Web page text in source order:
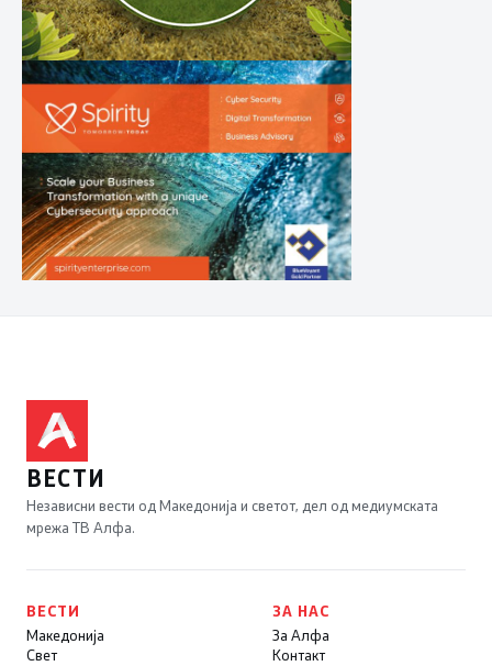
ВЕСТИ
Независни вести од Македонија и светот, дел од медиумската
мрежа ТВ Алфа.
ВЕСТИ
Македонија
Свет
ЗА НАС
За Алфа
Контакт